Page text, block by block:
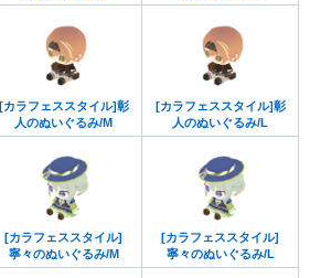
[カラフェススタイル]彰
人のぬいぐるみ/M
[カラフェススタイル]彰
人のぬいぐるみ/L
[カラフェススタイル]
寧々のぬいぐるみ/M
[カラフェススタイル]
寧々のぬいぐるみ/L